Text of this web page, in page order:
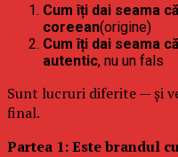
Cum îți dai seama
coreean(origine)
Cum îți dai seama
autentic, nu un fals
Sunt lucruri diferite — și
final.
Partea 1: Este brandul